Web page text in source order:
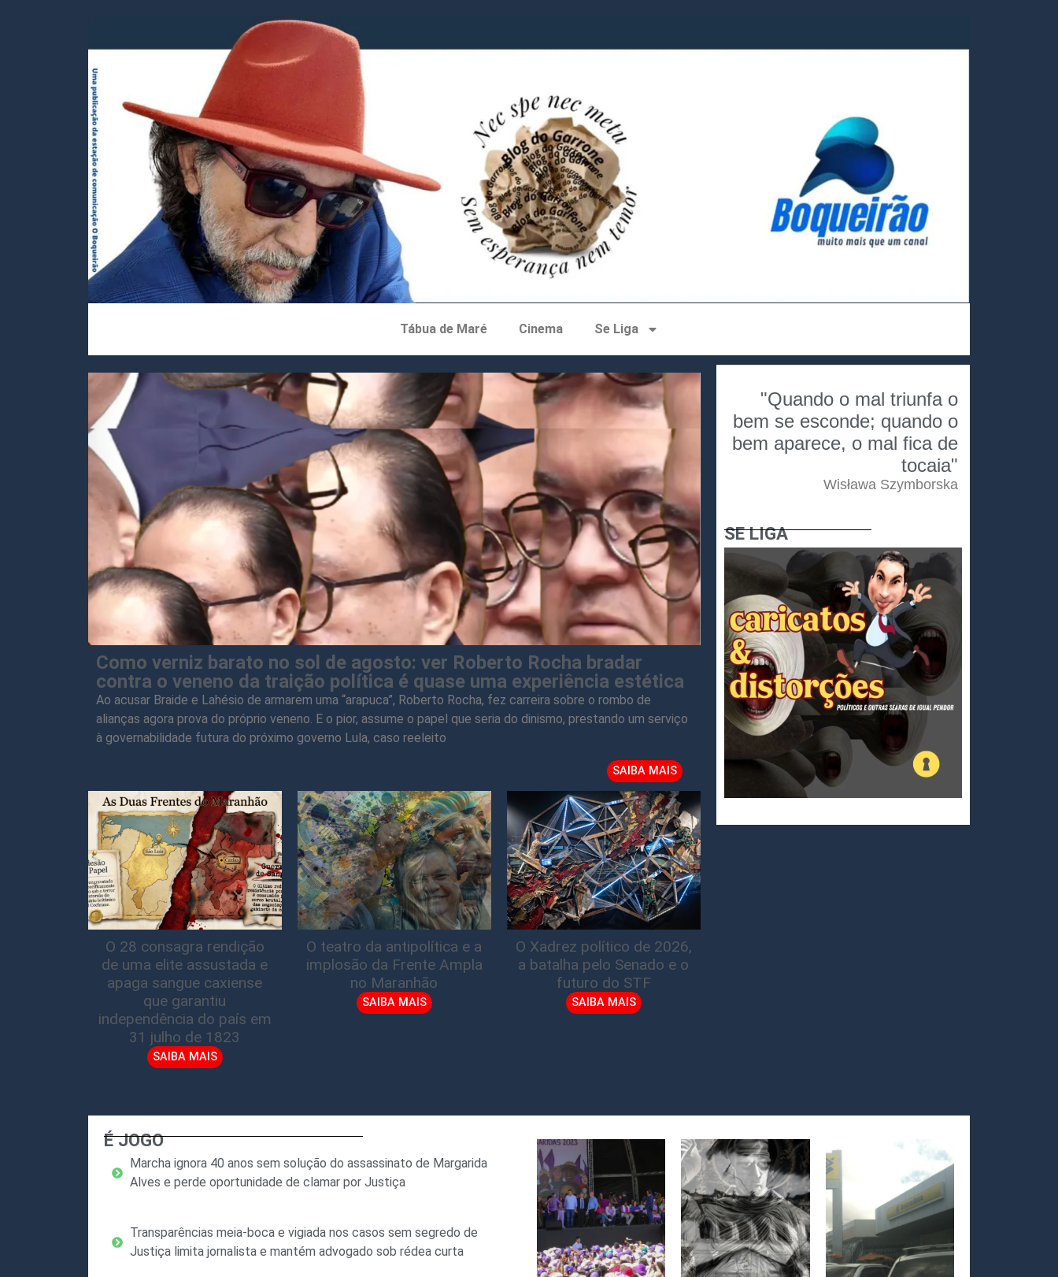
Tábua de Maré Cinema Se Liga
Como verniz barato no sol de agosto: ver Roberto Rocha bradar
contra o veneno da traição política é quase uma experiência estética
Ao acusar Braide e Lahésio de armarem uma “arapuca”, Roberto Rocha, fez carreira sobre o rombo de
alianças agora prova do próprio veneno. E o pior, assume o papel que seria do dinismo, prestando um serviço
à governabilidade futura do próximo governo Lula, caso reeleito
SAIBA MAIS
O 28 consagra rendição
de uma elite assustada e
apaga sangue caxiense
que garantiu
independência do país em
31 julho de 1823
SAIBA MAIS
O teatro da antipolítica e a
implosão da Frente Ampla
no Maranhão
SAIBA MAIS
O Xadrez político de 2026,
a batalha pelo Senado e o
futuro do STF
SAIBA MAIS
"Quando o mal triunfa o
bem se esconde; quando o
bem aparece, o mal fica de
tocaia"
Wisława Szymborska
SE LIGA
É JOGO
Marcha ignora 40 anos sem solução do assassinato de Margarida
Alves e perde oportunidade de clamar por Justiça
Transparências meia-boca e vigiada nos casos sem segredo de
Justiça limita jornalista e mantém advogado sob rédea curta